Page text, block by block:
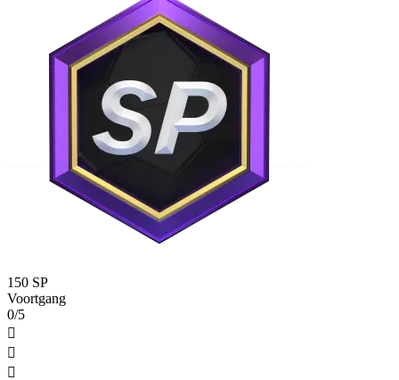
150 SP
Voortgang
0/5


